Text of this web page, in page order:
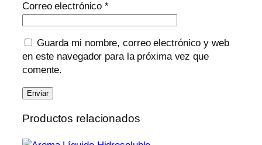
Correo electrónico*
Guarda mi nombre, correo electrónico y web
en este navegador para la próxima vez que
comente.
Productos relacionados